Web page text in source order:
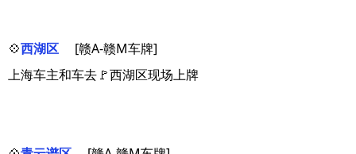
💠西湖区
[赣A-赣M车牌]
上海车主和车去🚩西湖区现场上牌